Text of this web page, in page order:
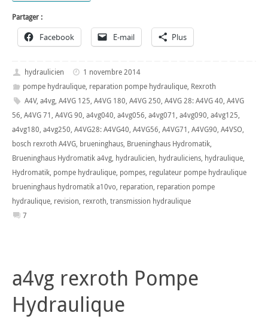
Partager :
Facebook E-mail Plus
hydraulicien
1 novembre 2014
pompe hydraulique, reparation pompe hydraulique, Rexroth
A4V, a4vg, A4VG 125, A4VG 180, A4VG 250, A4VG 28: A4VG 40, A4VG
56, A4VG 71, A4VG 90, a4vg040, a4vg056, a4vg071, a4vg090, a4vg125,
a4vg180, a4vg250, A4VG28: A4VG40, A4VG56, A4VG71, A4VG90, A4VSO,
bosch rexroth A4VG, brueninghaus, Brueninghaus Hydromatik,
Brueninghaus Hydromatik a4vg, hydraulicien, hydrauliciens, hydraulique,
Hydromatik, pompe hydraulique, pompes, regulateur pompe hydraulique
brueninghaus hydromatik a10vo, reparation, reparation pompe
hydraulique, revision, rexroth, transmission hydraulique
7
a4vg rexroth Pompe
Hydraulique